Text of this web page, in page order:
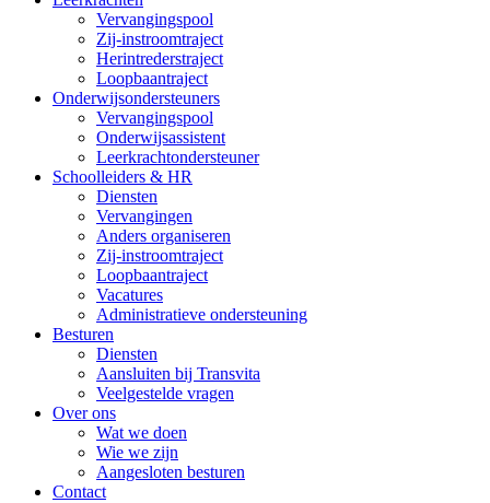
Vervangingspool
Zij-instroomtraject
Herintrederstraject
Loopbaantraject
Onderwijsondersteuners
Vervangingspool
Onderwijsassistent
Leerkrachtondersteuner
Schoolleiders & HR
Diensten
Vervangingen
Anders organiseren
Zij-instroomtraject
Loopbaantraject
Vacatures
Administratieve ondersteuning
Besturen
Diensten
Aansluiten bij Transvita
Veelgestelde vragen
Over ons
Wat we doen
Wie we zijn
Aangesloten besturen
Contact